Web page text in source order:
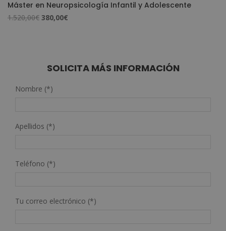
Máster en Neuropsicología Infantil y Adolescente
1.520,00€ El
1.520,00€.
380,00€
380,00€.
SOLICITA MÁS INFORMACIÓN
Nombre (*)
Apellidos (*)
Teléfono (*)
Tu correo electrónico (*)